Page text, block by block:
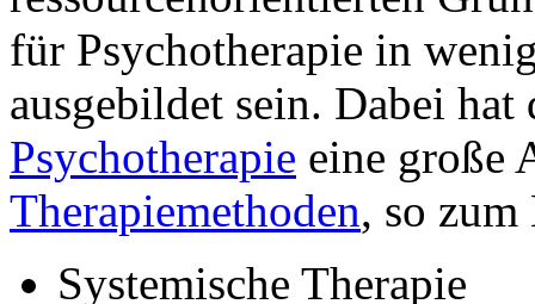
für Psychotherapie in
ausgebildet sein. Dabei
Psychotherapie eine große
Therapiemethoden, so
Systemische Therapie